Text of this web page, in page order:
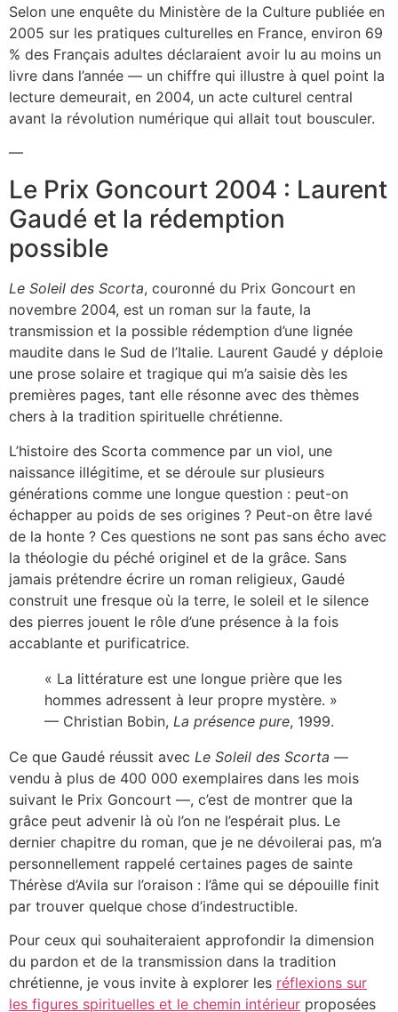
Selon une enquête du Ministère de la Culture publiée en
2005 sur les pratiques culturelles en France, environ 69
% des Français adultes déclaraient avoir lu au moins un
livre dans l’année — un chiffre qui illustre à quel point la
lecture demeurait, en 2004, un acte culturel central
avant la révolution numérique qui allait tout bousculer.
—
Le Prix Goncourt 2004 : Laurent
Gaudé et la rédemption
possible
Le Soleil des Scorta, couronné du Prix Goncourt en
novembre 2004, est un roman sur la faute, la
transmission et la possible rédemption d’une lignée
maudite dans le Sud de l’Italie. Laurent Gaudé y déploie
une prose solaire et tragique qui m’a saisie dès les
premières pages, tant elle résonne avec des thèmes
chers à la tradition spirituelle chrétienne.
L’histoire des Scorta commence par un viol, une
naissance illégitime, et se déroule sur plusieurs
générations comme une longue question : peut-on
échapper au poids de ses origines ? Peut-on être lavé
de la honte ? Ces questions ne sont pas sans écho avec
la théologie du péché originel et de la grâce. Sans
jamais prétendre écrire un roman religieux, Gaudé
construit une fresque où la terre, le soleil et le silence
des pierres jouent le rôle d’une présence à la fois
accablante et purificatrice.
« La littérature est une longue prière que les
hommes adressent à leur propre mystère. »
— Christian Bobin, La présence pure, 1999.
Ce que Gaudé réussit avec Le Soleil des Scorta —
vendu à plus de 400 000 exemplaires dans les mois
suivant le Prix Goncourt —, c’est de montrer que la
grâce peut advenir là où l’on ne l’espérait plus. Le
dernier chapitre du roman, que je ne dévoilerai pas, m’a
personnellement rappelé certaines pages de sainte
Thérèse d’Avila sur l’oraison : l’âme qui se dépouille finit
par trouver quelque chose d’indestructible.
Pour ceux qui souhaiteraient approfondir la dimension
du pardon et de la transmission dans la tradition
chrétienne, je vous invite à explorer les réflexions sur
les figures spirituelles et le chemin intérieur proposées